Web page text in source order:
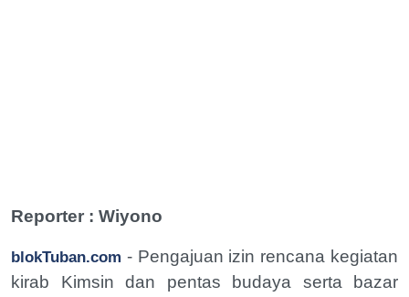
Reporter : Wiyono
blokTuban.com - Pengajuan izin rencana kegiatan
kirab Kimsin dan pentas budaya serta bazar